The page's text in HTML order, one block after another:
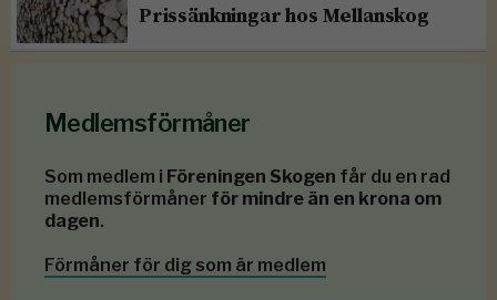
Prissänkningar hos Mellanskog
Medlemsförmåner
Som medlem i Föreningen Skogen får du en rad
medlemsförmåner för mindre än en krona om
dagen.
Förmåner för dig som är medlem